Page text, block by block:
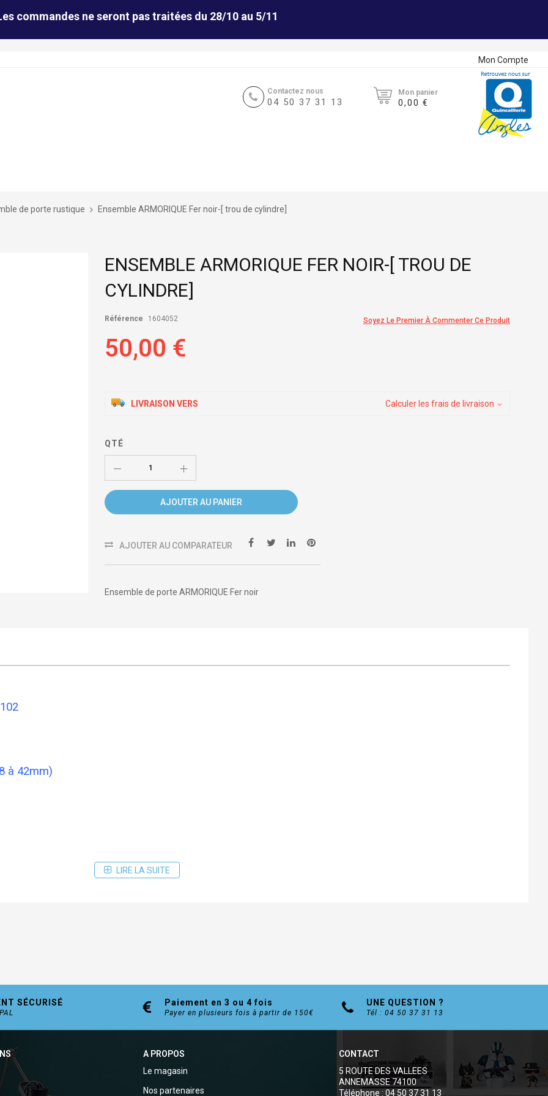
commandes ne seront pas traitées du 28/10 au 5/11
Mon Compte
Contactez nous
04 50 37 31 13
Mon panier
0,00 €
de porte rustique Ensemble ARMORIQUE Fer noir-[ trou de cylindre]
ENSEMBLE ARMORIQUE FER NOIR-[ TROU DE
CYLINDRE]
Soyez Le Premier À Commenter Ce Produit
Référence 1604052
50,00 €
LIVRAISON VERS Calculer les frais de livraison
QTÉ
AJOUTER AU PANIER
AJOUTER AU COMPARATEUR
Ensemble de porte ARMORIQUE Fer noir
à 42mm)
LIRE LA SUITE
SÉCURISÉ Paiement en 3 ou 4 fois
Payer en plusieurs fois à partir de 150€
UNE QUESTION ?
Tél : 04 50 37 31 13
A PROPOS
Le magasin
Nos partenaires
CONTACT
5 ROUTE DES VALLEES
ANNEMASSE 74100
Téléphone : 04 50 37 31 13